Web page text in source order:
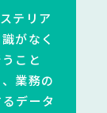
テリア
がなく
こと
業務の
データ